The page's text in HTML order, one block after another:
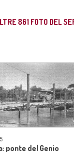
861 FOTO DEL
ponte del Genio